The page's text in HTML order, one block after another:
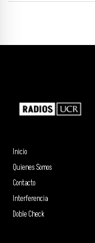
Inicio
Quienes Somos
Contacto
Interferencia
Doble Check